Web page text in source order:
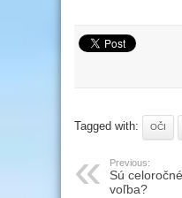
Tagged with: OČI
Previous:
Sú
voľba?